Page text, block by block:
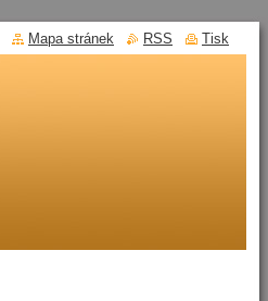
Mapa stránek RSS Tisk